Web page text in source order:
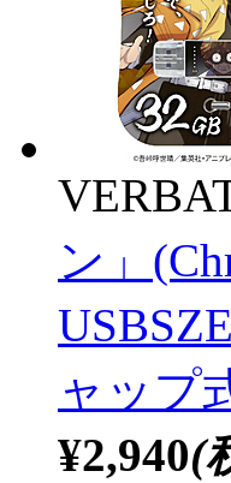
ン」
ャップ
¥2,940(